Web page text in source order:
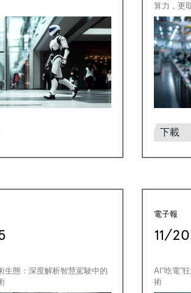
生態：深度解析智慧駕駛中的
算力，更
下載
電子報
11/
AI“吃電”
術